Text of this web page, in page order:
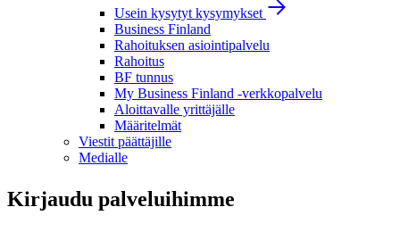
Usein kysytyt kysymykset
Business Finland
Rahoituksen asiointipalvelu
Rahoitus
BF tunnus
My Business Finland -verkkopalvelu
Aloittavalle yrittäjälle
Määritelmät
Viestit päättäjille
Medialle
Kirjaudu palveluihimme